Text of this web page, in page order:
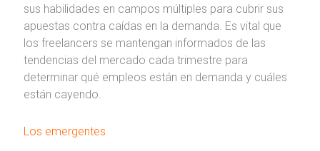
sus habilidades en campos múltiples para cubrir sus
apuestas contra caídas en la demanda. Es vital que
los freelancers se mantengan informados de las
tendencias del mercado cada trimestre para
determinar qué empleos están en demanda y cuáles
están cayendo.
Los emergentes